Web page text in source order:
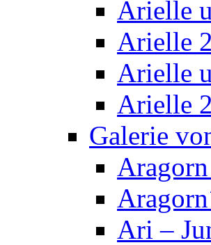
Arielle
Arielle
Arielle
Arielle
Galerie
Ari –